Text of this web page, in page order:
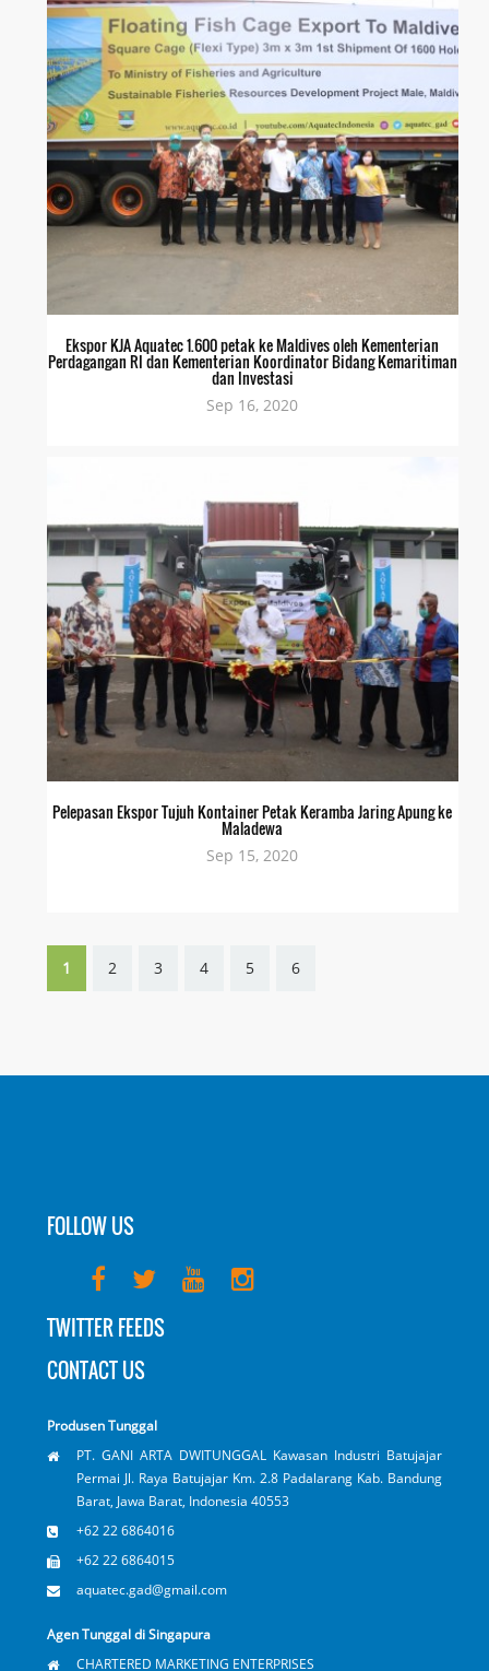
Ekspor KJA Aquatec 1.600 petak ke Maldives oleh Kementerian
Perdagangan RI dan Kementerian Koordinator Bidang Kemaritiman
dan Investasi
Sep 16, 2020
Pelepasan Ekspor Tujuh Kontainer Petak Keramba Jaring Apung ke
Maladewa
Sep 15, 2020
1 2 3 4 5 6
FOLLOW US
TWITTER FEEDS
CONTACT US
Produsen Tunggal
PT. GANI ARTA DWITUNGGAL Kawasan Industri Batujajar
Permai Jl. Raya Batujajar Km. 2.8 Padalarang Kab. Bandung
Barat, Jawa Barat, Indonesia 40553
+62 22 6864016
+62 22 6864015
aquatec.gad@gmail.com
Agen Tunggal di Singapura
CHARTERED MARKETING ENTERPRISES